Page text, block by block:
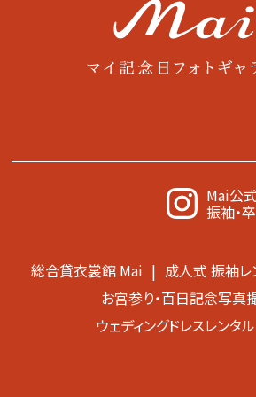
Mai公
振袖・
総合貸衣裳館 Mai
成人式 振袖レ
お宮参り・百日記念写真
ウェディングドレスレンタル